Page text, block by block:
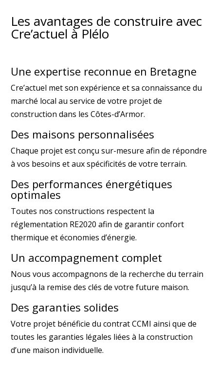
Les avantages de construire avec
Cre’actuel à Plélo
Une expertise reconnue en Bretagne
Cre’actuel met son expérience et sa connaissance du
marché local au service de votre projet de
construction dans les Côtes-d’Armor.
Des maisons personnalisées
Chaque projet est conçu sur-mesure afin de répondre
à vos besoins et aux spécificités de votre terrain.
Des performances énergétiques
optimales
Toutes nos constructions respectent la
réglementation RE2020 afin de garantir confort
thermique et économies d’énergie.
Un accompagnement complet
Nous vous accompagnons de la recherche du terrain
jusqu’à la remise des clés de votre future maison.
Des garanties solides
Votre projet bénéficie du contrat CCMI ainsi que de
toutes les garanties légales liées à la construction
d’une maison individuelle.